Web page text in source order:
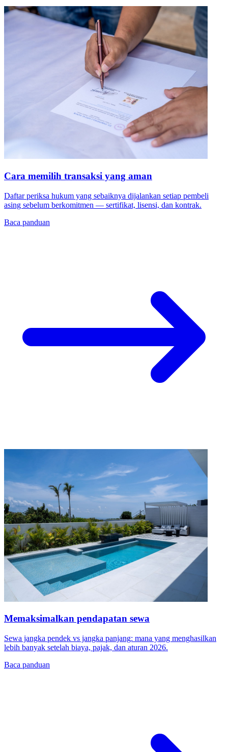
Cara memilih transaksi yang aman
Daftar periksa hukum yang sebaiknya dijalankan setiap pembeli
asing sebelum berkomitmen — sertifikat, lisensi, dan kontrak.
Baca panduan
Memaksimalkan pendapatan sewa
Sewa jangka pendek vs jangka panjang: mana yang menghasilkan
lebih banyak setelah biaya, pajak, dan aturan 2026.
Baca panduan